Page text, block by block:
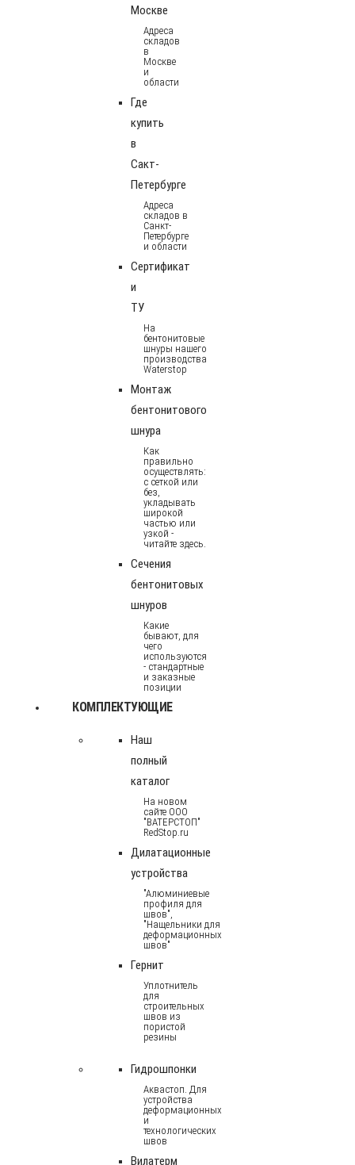
Москве
Адреса
складов
в
Москве
и
области
Где
купить
в
Сакт-
Петербурге
Адреса
складов в
Санкт-
Петербурге
и области
Сертификат
и
ТУ
На
бентонитовые
шнуры нашего
производства
Waterstop
Монтаж
бентонитового
шнура
Как
правильно
осуществлять:
с сеткой или
без,
укладывать
широкой
частью или
узкой -
читайте здесь.
Сечения
бентонитовых
шнуров
Какие
бывают, для
чего
используются
- стандартные
и заказные
позиции
КОМПЛЕКТУЮЩИЕ
Наш
полный
каталог
На новом
сайте ООО
"ВАТЕРСТОП"
RedStop.ru
Дилатационные
устройства
"Алюминиевые
профиля для
швов",
"Нащельники для
деформационных
швов"
Гернит
Уплотнитель
для
строительных
швов из
пористой
резины
Гидрошпонки
Аквастоп. Для
устройства
деформационных
и
технологических
швов
Вилатерм